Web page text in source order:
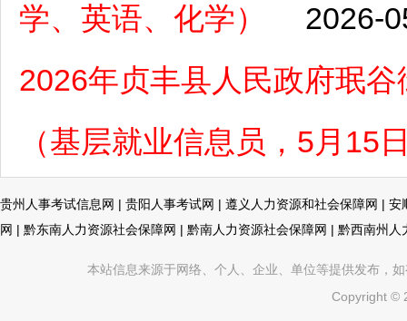
学、英语、化学）
2026-
2026年贞丰县人民政府珉
（基层就业信息员，5月15
贵州人事考试信息网 | 贵阳人事考试网 | 遵义人力资源和社会保障网 | 安
网 | 黔东南人力资源社会保障网 | 黔南人力资源社会保障网 | 黔西南州人
本站信息来源于网络、个人、企业、单位等提供发布，
Copyright ©